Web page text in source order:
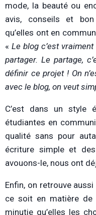
mode, la beauté ou
avis, conseils et bon
qu’elles ont en
«Le blog c’est
partager. Le partage,
définir ce projet ! On
avec le blog, on veut
C’est dans un style
étudiantes en
qualité sans pour
écriture simple et
avouons-le, nous ont
Enfin, on retrouve
ce soit en matière de
minutie qu’elles les